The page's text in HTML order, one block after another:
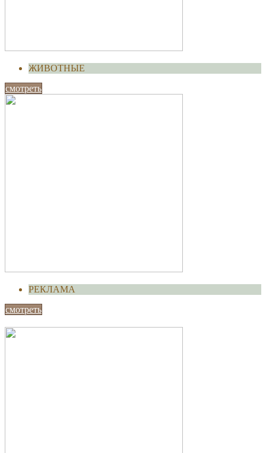
ЖИВОТНЫЕ
смотреть
РЕКЛАМА
смотреть